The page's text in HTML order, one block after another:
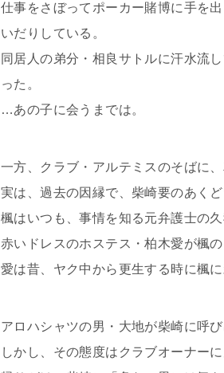
仕事をさぼってポーカー賭博に手を
いだりしている。
同居人の弟分・相良サトルに汗水流
った。
…あの子に会うまでは。
一方、クラブ・アルテミスのそばに
実は、過去の因縁で、柴崎要のあく
楓はいつも、事情を知る元弁護士の
赤いドレスのホステス・柏木愛が楓の
愛は昔、ヤク中から更生する時に楓
アロハシャツの男・大地が柴崎に呼
しかし、その態度はクラブオーナー